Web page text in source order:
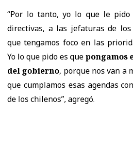
“Por lo tanto, yo lo que le pido
directivas, a las jefaturas de
que tengamos foco en las
Yo lo que pido es quepongamos
del gobierno, porque nos van a
que cumplamos esas agendas
de los chilenos”, agregó.